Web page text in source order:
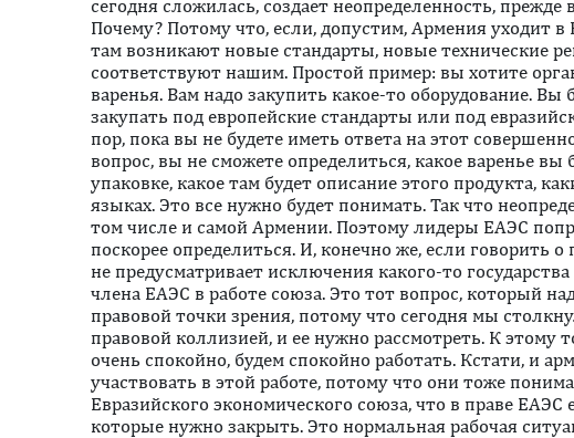
сегодня сложилась, создает неопределенность, прежде
Почему? Потому что, если, допустим, Армения уходит в
там возникают новые стандарты, новые технические
соответствуют нашим. Простой пример: вы хотите
варенья. Вам надо закупить какое-то оборудование. Вы
закупать под европейские стандарты или под
пор, пока вы не будете иметь ответа на этот
вопрос, вы не сможете определиться, какое варенье вы
упаковке, какое там будет описание этого продукта,
языках. Это все нужно будет понимать. Так что
том числе и самой Армении. Поэтому лидеры ЕАЭС
поскорее определиться. И, конечно же, если говорить о
не предусматривает исключения какого-то
члена ЕАЭС в работе союза. Это тот вопрос, который
правовой точки зрения, потому что сегодня мы
правовой коллизией, и ее нужно рассмотреть. К этому
очень спокойно, будем спокойно работать. Кстати, и
участвовать в этой работе, потому что они тоже
Евразийского экономического союза, что в праве
которые нужно закрыть. Это нормальная рабочая